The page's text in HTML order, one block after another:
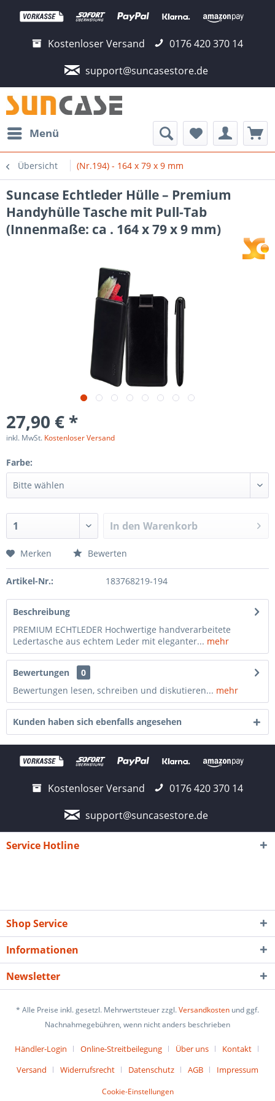
Kostenloser Versand
0176 420 370 14
support@suncasestore.de
Menü
Übersicht (Nr.194) - 164 x 79 x 9 mm
Suncase Echtleder Hülle – Premium
Handyhülle Tasche mit Pull-Tab
(Innenmaße: ca . 164 x 79 x 9 mm)
27,90 € *
inkl. MwSt. Kostenloser Versand
Farbe:
In den Warenkorb
Merken Bewerten
Artikel-Nr.: 183768219-194
Beschreibung
PREMIUM ECHTLEDER Hochwertige handverarbeitete
Ledertasche aus echtem Leder mit eleganter... mehr
Bewertungen
0
Bewertungen lesen, schreiben und diskutieren... mehr
Kunden haben sich ebenfalls angesehen
Kostenloser Versand
0176 420 370 14
support@suncasestore.de
Service Hotline
Shop Service
Informationen
Newsletter
* Alle Preise inkl. gesetzl. Mehrwertsteuer zzgl.Versandkosten und ggf.
Nachnahmegebühren, wenn nicht anders beschrieben
Händler-Login Online-Streitbeilegung Über uns
Kontakt
Versand
Widerrufsrecht Datenschutz AGB Impressum
Cookie-Einstellungen